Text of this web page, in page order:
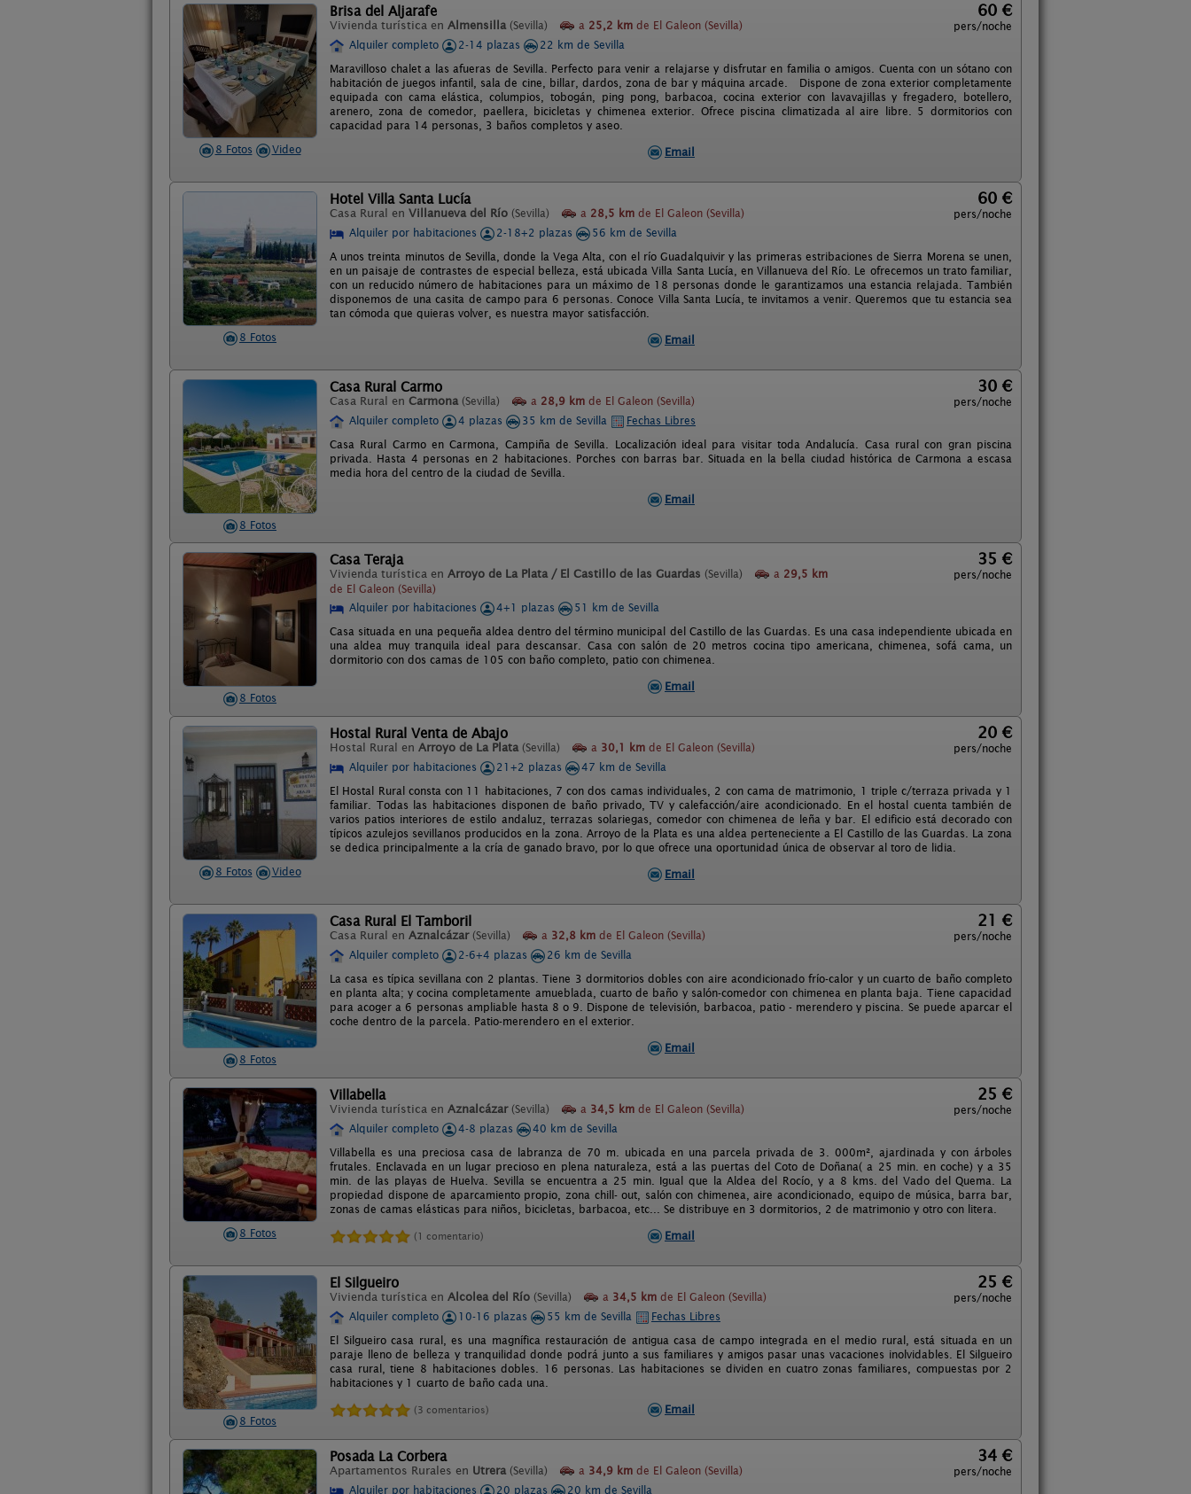
8 Fotos Video
Brisa del Aljarafe
Vivienda turística en Almensilla (Sevilla) a 25,2 km de El Galeon (Sevilla)
60 €
pers/noche
Alquiler completo
2-14 plazas
22 km de Sevilla
Maravilloso chalet a las afueras de Sevilla. Perfecto para venir a relajarse y disfrutar en familia o amigos. Cuenta con un sótano con
habitación de juegos infantil, sala de cine, billar, dardos, zona de bar y máquina arcade. Dispone de zona exterior completamente
equipada con cama elástica, columpios, tobogán, ping pong, barbacoa, cocina exterior con lavavajillas y fregadero, botellero,
arenero, zona de comedor, paellera, bicicletas y chimenea exterior. Ofrece piscina climatizada al aire libre. 5 dormitorios con
capacidad para 14 personas, 3 baños completos y aseo.
Email
8 Fotos
Hotel Villa Santa Lucía
Casa Rural en Villanueva del Río (Sevilla) a 28,5 km de El Galeon (Sevilla)
60 €
pers/noche
Alquiler por habitaciones
2-18+2 plazas
56 km de Sevilla
A unos treinta minutos de Sevilla, donde la Vega Alta, con el río Guadalquivir y las primeras estribaciones de Sierra Morena se unen,
en un paisaje de contrastes de especial belleza, está ubicada Villa Santa Lucía, en Villanueva del Río. Le ofrecemos un trato familiar,
con un reducido número de habitaciones para un máximo de 18 personas donde le garantizamos una estancia relajada. También
disponemos de una casita de campo para 6 personas. Conoce Villa Santa Lucía, te invitamos a venir. Queremos que tu estancia sea
tan cómoda que quieras volver, es nuestra mayor satisfacción.
Email
8 Fotos
Casa Rural Carmo
Casa Rural en Carmona (Sevilla) a 28,9 km de El Galeon (Sevilla)
30 €
pers/noche
Alquiler completo
4 plazas 35 km de Sevilla
Fechas Libres
Casa Rural Carmo en Carmona, Campiña de Sevilla. Localización ideal para visitar toda Andalucía. Casa rural con gran piscina
privada. Hasta 4 personas en 2 habitaciones. Porches con barras bar. Situada en la bella ciudad histórica de Carmona a escasa
media hora del centro de la ciudad de Sevilla.
Email
8 Fotos
Casa Teraja
Vivienda turística en Arroyo de La Plata / El Castillo de las Guardas (Sevilla) a 29,5 km
de El Galeon (Sevilla)
35 €
pers/noche
Alquiler por habitaciones 4+1 plazas
51 km de Sevilla
Casa situada en una pequeña aldea dentro del término municipal del Castillo de las Guardas. Es una casa independiente ubicada en
una aldea muy tranquila ideal para descansar. Casa con salón de 20 metros cocina tipo americana, chimenea, sofá cama, un
dormitorio con dos camas de 105 con baño completo, patio con chimenea.
Email
8 Fotos Video
Hostal Rural Venta de Abajo
Hostal Rural en Arroyo de La Plata (Sevilla) a 30,1 km de El Galeon (Sevilla)
20 €
pers/noche
Alquiler por habitaciones
21+2 plazas
47 km de Sevilla
El Hostal Rural consta con 11 habitaciones, 7 con dos camas individuales, 2 con cama de matrimonio, 1 triple c/terraza privada y 1
familiar. Todas las habitaciones disponen de baño privado, TV y calefacción/aire acondicionado. En el hostal cuenta también de
varios patios interiores de estilo andaluz, terrazas solariegas, comedor con chimenea de leña y bar. El edificio está decorado con
típicos azulejos sevillanos producidos en la zona. Arroyo de la Plata es una aldea perteneciente a El Castillo de las Guardas. La zona
se dedica principalmente a la cría de ganado bravo, por lo que ofrece una oportunidad única de observar al toro de lidia.
Email
8 Fotos
Casa Rural El Tamboril
Casa Rural en Aznalcázar (Sevilla) a 32,8 km de El Galeon (Sevilla)
21 €
pers/noche
Alquiler completo
2-6+4 plazas
26 km de Sevilla
La casa es típica sevillana con 2 plantas. Tiene 3 dormitorios dobles con aire acondicionado frío-calor y un cuarto de baño completo
en planta alta; y cocina completamente amueblada, cuarto de baño y salón-comedor con chimenea en planta baja. Tiene capacidad
para acoger a 6 personas ampliable hasta 8 o 9. Dispone de televisión, barbacoa, patio - merendero y piscina. Se puede aparcar el
coche dentro de la parcela. Patio-merendero en el exterior.
Email
8 Fotos
Villabella
Vivienda turística en Aznalcázar (Sevilla) a 34,5 km de El Galeon (Sevilla)
25 €
pers/noche
Alquiler completo
4-8 plazas
40 km de Sevilla
Villabella es una preciosa casa de labranza de 70 m. ubicada en una parcela privada de 3. 000m², ajardinada y con árboles
frutales. Enclavada en un lugar precioso en plena naturaleza, está a las puertas del Coto de Doñana( a 25 min. en coche) y a 35
min. de las playas de Huelva. Sevilla se encuentra a 25 min. Igual que la Aldea del Rocío, y a 8 kms. del Vado del Quema. La
propiedad dispone de aparcamiento propio, zona chill- out, salón con chimenea, aire acondicionado, equipo de música, barra bar,
zonas de camas elásticas para niños, bicicletas, barbacoa, etc... Se distribuye en 3 dormitorios, 2 de matrimonio y otro con litera.
(1 comentario) Email
8 Fotos
El Silgueiro
Vivienda turística en Alcolea del Río (Sevilla) a 34,5 km de El Galeon (Sevilla)
25 €
pers/noche
Alquiler completo
10-16 plazas 55 km de Sevilla
Fechas Libres
El Silgueiro casa rural, es una magnífica restauración de antigua casa de campo integrada en el medio rural, está situada en un
paraje lleno de belleza y tranquilidad donde podrá junto a sus familiares y amigos pasar unas vacaciones inolvidables. El Silgueiro
casa rural, tiene 8 habitaciones dobles. 16 personas. Las habitaciones se dividen en cuatro zonas familiares, compuestas por 2
habitaciones y 1 cuarto de baño cada una.
(3 comentarios) Email
Posada La Corbera
Apartamentos Rurales en Utrera (Sevilla) a 34,9 km de El Galeon (Sevilla)
34 €
pers/noche
Alquiler por habitaciones
20 plazas 20 km de Sevilla